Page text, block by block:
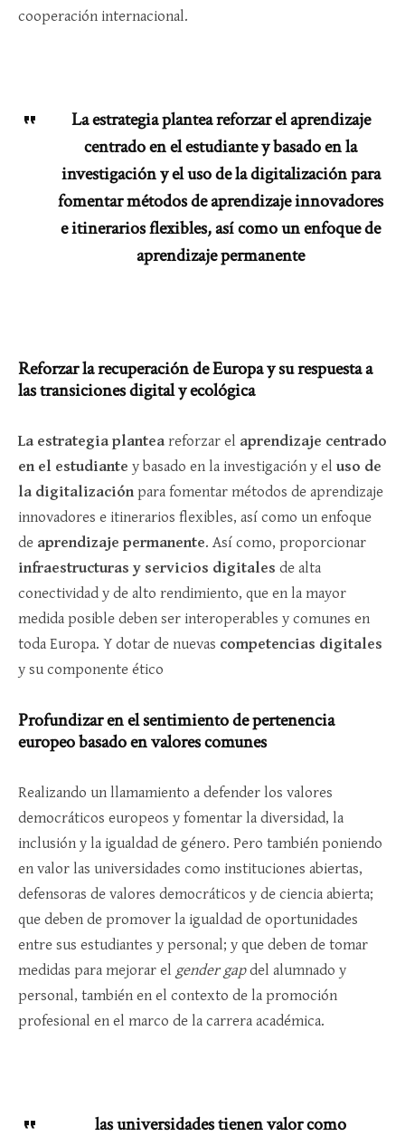
cooperación internacional.
La estrategia plantea reforzar el aprendizaje
centrado en el estudiante y basado en la
investigación y el uso de la digitalización para
fomentar métodos de aprendizaje innovadores
e itinerarios flexibles, así como un enfoque de
aprendizaje permanente
Reforzar la recuperación de Europa y su respuesta a
las transiciones digital y ecológica
La estrategia planteareforzar el aprendizaje centrado
en el estudiante y basado en la investigación y el uso de
la digitalizaciónpara fomentar métodos de aprendizaje
innovadores e itinerarios flexibles, así como un enfoque
de aprendizaje permanente. Así como, proporcionar
infraestructuras y servicios digitales de alta
conectividad y de alto rendimiento, que en la mayor
medida posible deben ser interoperables y comunes en
toda Europa. Y dotar de nuevas competencias digitales
y su componente ético
Profundizar en el sentimiento de pertenencia
europeo basado en valores comunes
Realizando un llamamiento a defender los valores
democráticos europeos y fomentar la diversidad, la
inclusión y la igualdad de género. Pero también poniendo
en valor las universidades como instituciones abiertas,
defensoras de valores democráticos y de ciencia abierta;
que deben de promover la igualdad de oportunidades
entre sus estudiantes y personal; y que deben de tomar
medidas para mejorar el gender gapdel alumnado y
personal, también en el contexto de la promoción
profesional en el marco de la carrera académica.
las universidades tienen valor como